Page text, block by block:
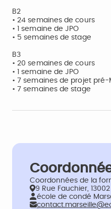
B2
• 24 semaines de cours
• 1 semaine de JPO
• 5 semaines de stage
B3
• 20 semaines de cours
• 1 semaine de JPO
• 7 semaines de projet pré-
• 7 semaines de stage
Coordonnées de la
9 Rue Fauchier,
école de condé